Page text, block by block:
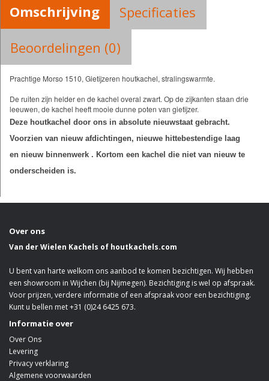
Omschrijving
Specificaties
Beoordelingen (0)
Prachtige Morso 1510, Gietijzeren houtkachel, stralingswarmte.
De ruiten zijn helder en de kachel overal zwart. Op de zijkanten staan drie
leeuwen, de kachel heeft mooie dunne poten van gietijzer.
Deze houtkachel door ons in absolute nieuwstaat gebracht.
Voorzien van nieuw afdichtingen, nieuwe hittebestendige laag
en nieuw binnenwerk . Kortom een kachel die niet van nieuw te
onderscheiden is.
Over ons
Van der Wielen Kachels of houtkachels.com
U bent van harte welkom ons aanbod te komen bezichtigen. Wij hebben
een showroom in Wijchen (bij Nijmegen). Bezichtiging is wel op afspraak.
Voor prijzen, verdere informatie of een afspraak voor een bezichtiging.
Kunt u bellen met +31 (0)24 6425 673.
Informatie over
Over Ons
Levering
Privacy verklaring
Algemene voorwaarden